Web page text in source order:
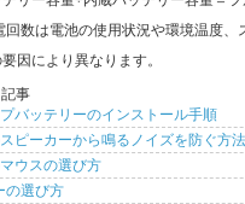
数は電池の使用状況や環境温度、
因により異なります。
事
バッテリーのインストール手順
ピーカーから鳴るノイズを防ぐ方法
ウスの選び方
の選び方